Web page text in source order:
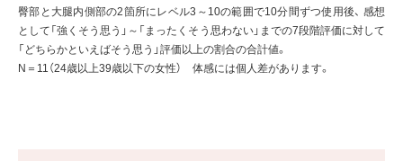
臀部と大腿内側部の2箇所にレベル3～10の範囲で10分間ずつ使用後、 感想
として「強くそう思う」～「まったくそう思わない」までの7段階評価に対して
「どちらかといえばそう思う」評価以上の割合の合計値。
N＝11（24歳以上39歳以下の女性） 体感には個人差があります。